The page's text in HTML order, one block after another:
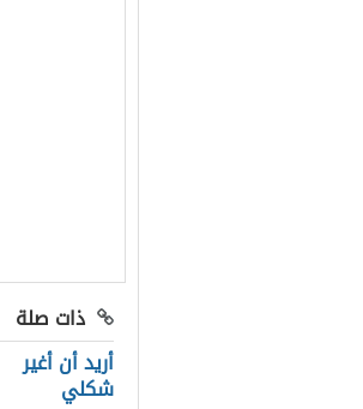
ذات صلة
أريد أن أغير
شكلي